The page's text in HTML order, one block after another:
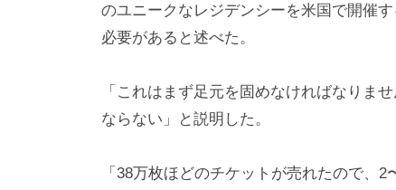
のユニークなレジデンシーを米国で開催
必要があると述べた。
「これはまず足元を固めなければなりま
ならない」と説明した。
「38万枚ほどのチケットが売れたので、